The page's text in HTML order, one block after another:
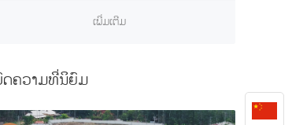
ເພີ່ມເຕີມ
ຄວາມທີ່ນິຍົມ